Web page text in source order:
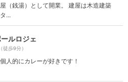
（銭湯）として開業。 建屋は木造建築
...
ルロジェ
（徒歩9分）
人的にカレーが好きです！